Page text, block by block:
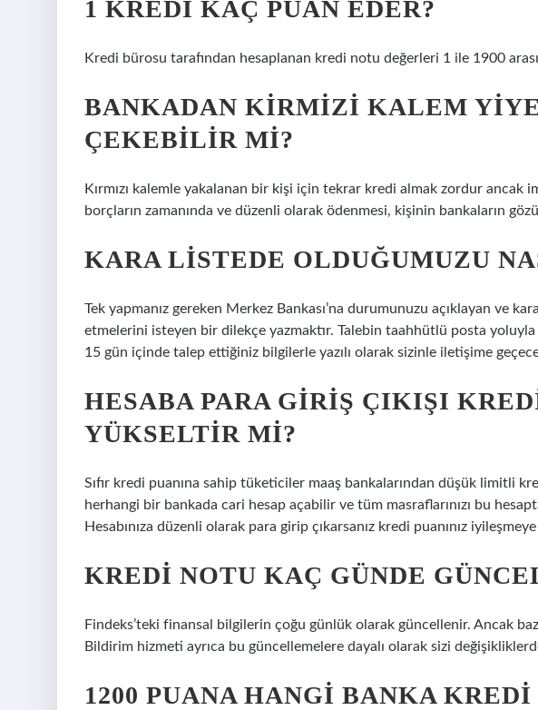
1 KREDI KAÇ PUAN EDER?
Kredi bürosu tarafından hesaplanan kredi notu değerleri 1 ile 1900
BANKADAN KIRMIZI KALEM
ÇEKEBILIR MI?
Kırmızı kalemle yakalanan bir kişi için tekrar kredi almak zordur ancak
borçların zamanında ve düzenli olarak ödenmesi, kişinin bankaların
KARA LISTEDE OLDUĞUMUZU
Tek yapmanız gereken Merkez Bankası’na durumunuzu açıklayan ve
etmelerini isteyen bir dilekçe yazmaktır. Talebin taahhütlü posta yoluyla
15 gün içinde talep ettiğiniz bilgilerle yazılı olarak sizinle iletişime
HESABA PARA GIRIŞ ÇIKIŞI
YÜKSELTIR MI?
Sıfır kredi puanına sahip tüketiciler maaş bankalarından düşük limitli
herhangi bir bankada cari hesap açabilir ve tüm masraflarınızı bu
Hesabınıza düzenli olarak para girip çıkarsanız kredi puanınız
KREDI NOTU KAÇ GÜNDE
Findeks’teki finansal bilgilerin çoğu günlük olarak güncellenir. Ancak
Bildirim hizmeti ayrıca bu güncellemelere dayalı olarak sizi
1200 PUANA HANGI BANKA KREDI